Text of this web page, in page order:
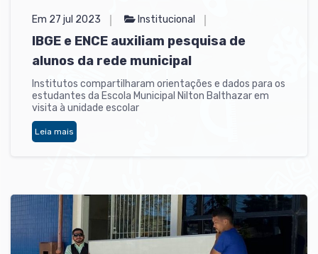
Em 27 jul 2023 Institucional
IBGE e ENCE auxiliam pesquisa de
alunos da rede municipal
Institutos compartilharam orientações e dados para os
estudantes da Escola Municipal Nilton Balthazar em
visita à unidade escolar
Leia mais